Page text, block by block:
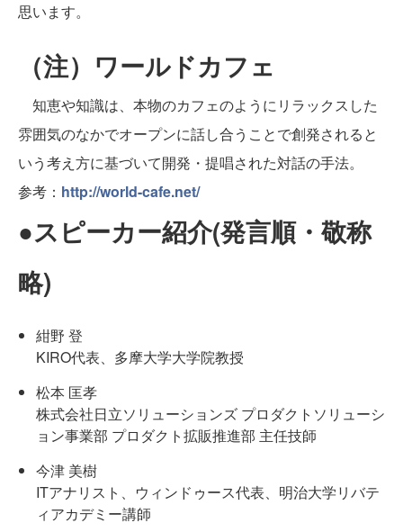
思います。
（注）ワールドカフェ
知恵や知識は、本物のカフェのようにリラックスした
雰囲気のなかでオープンに話し合うことで創発されると
いう考え方に基づいて開発・提唱された対話の手法。
参考： http://world-cafe.net/
●スピーカー紹介(発言順・敬称
略)
紺野 登
KIRO代表、多摩大学大学院教授
松本 匡孝
株式会社日立ソリューションズ プロダクトソリューシ
ョン事業部 プロダクト拡販推進部 主任技師
今津 美樹
ITアナリスト、ウィンドゥース代表、明治大学リバテ
ィアカデミー講師